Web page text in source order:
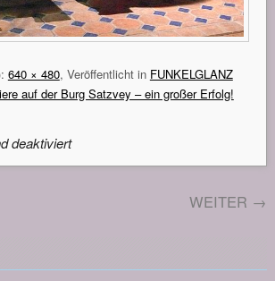
640 × 480, Veröffentlicht in FUNKELGLANZ
auf der Burg Satzvey – ein großer Erfolg!
deaktiviert
WEITER →